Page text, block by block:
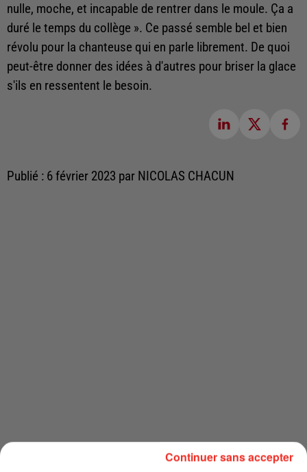
nulle, moche, et incapable de rentrer dans le moule. Ça a
duré le temps du collège ». Ce passé semble bel et bien
révolu pour la chanteuse qui en parle librement. De quoi
peut-être donner des idées à d'autres pour briser la glace
s'ils en ressentent le besoin.
Publié : 6 février 2023 par NICOLAS CHACUN
Continuer sans accepter